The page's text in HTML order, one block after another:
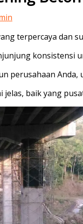
terpercaya dan
konsistensi
perusahaan
baik yang